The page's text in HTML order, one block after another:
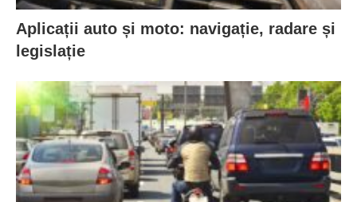
Aplicații auto și moto: navigație, radare și
legislație